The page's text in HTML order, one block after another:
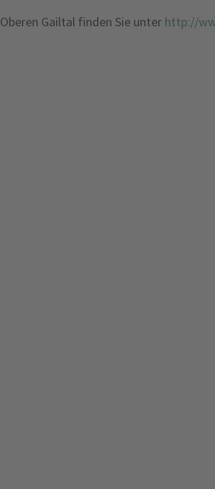
Gailtal finden Sie unter http://